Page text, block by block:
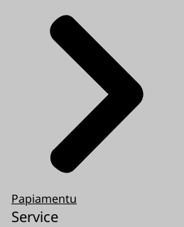
Papiamentu
Service